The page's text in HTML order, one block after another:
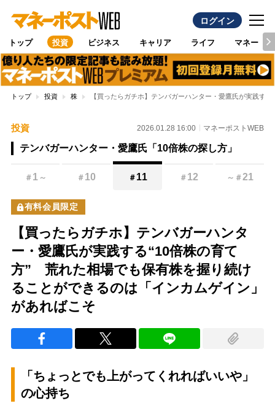
ログイン
トップ 投資 ビジネス キャリア ライフ マネー
トップ 投資 株 【買ったらガチホ】テンバガーハンター・愛鷹氏が実践す
投資 2026.01.28 16:00 マネーポストWEB
テンバガーハンター・愛鷹氏「10倍株の探し方」
＃ 1 ～ ＃ 10 ＃ 11 ＃ 12 ～ ＃21
有料会員限定
【買ったらガチホ】テンバガーハンタ
ー・愛鷹氏が実践する“10倍株の育て
方” 荒れた相場でも保有株を握り続け
ることができるのは「インカムゲイン」
があればこそ
「ちょっとでも上がってくれればいいや」
の心持ち